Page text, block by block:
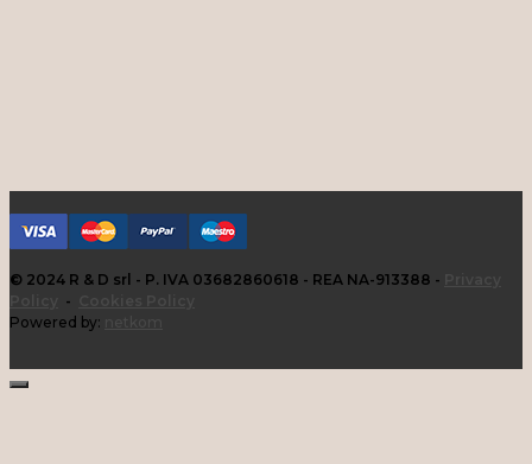
© 2024 R & D srl - P. IVA 03682860618 - REA NA-913388 -
-
Powered by: